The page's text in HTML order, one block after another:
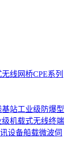
无线网桥CPE系列
基站工业级防爆型
级机载式无线终端
设备船载微波伺